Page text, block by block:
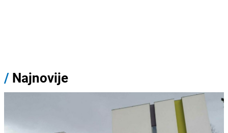
/ Najnovije